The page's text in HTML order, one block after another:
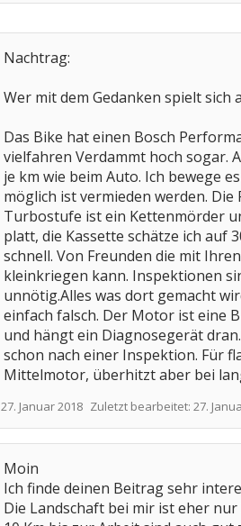
Nachtrag:
Wer mit dem Gedanken spielt sich
Das Bike hat einen Bosch
vielfahren Verdammt hoch sogar.
je km wie beim Auto. Ich bewege
möglich ist vermieden werden.
Turbostufe ist ein Kettenmörder
platt, die Kassette schätze ich auf
schnell. Von Freunden die mit
kleinkriegen kann. Inspektionen
unnötig.Alles was dort gemacht
einfach falsch. Der Motor ist eine
und hängt ein Diagnosegerät
schon nach einer Inspektion. Für
Mittelmotor, überhitzt aber bei
27. Januar 2018 Zuletzt bearbeitet: 27.
Moin
Ich finde deinen Beitrag sehr
Die Landschaft bei mir ist eher